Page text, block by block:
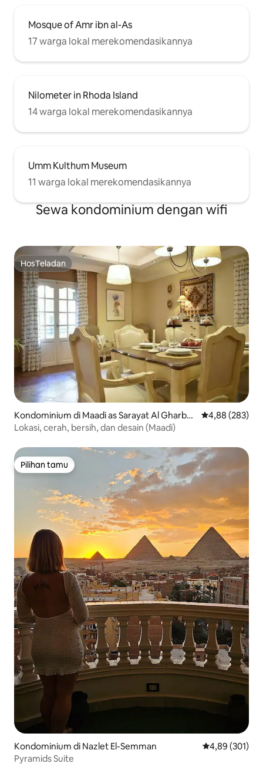
Mosque of Amr ibn al-As
17 warga lokal merekomendasikannya
Nilometer in Rhoda Island
14 warga lokal merekomendasikannya
Umm Kulthum Museum
11 warga lokal merekomendasikannya
Sewa kondominium dengan wifi
HosTeladan
HosTeladan
Kondominium di Maadi as Sarayat Al Gharbey
ah
Nilai rata-rata
4,88 (283)
Lokasi, cerah, bersih, dan desain (Maadi)
Pilihan tamu
Pilihan tamu
Kondominium di Nazlet El-Semman Nilai rata-rata
4,89 (301)
Pyramids Suite